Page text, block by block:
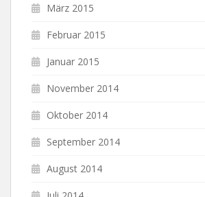
März 2015
Februar 2015
Januar 2015
November 2014
Oktober 2014
September 2014
August 2014